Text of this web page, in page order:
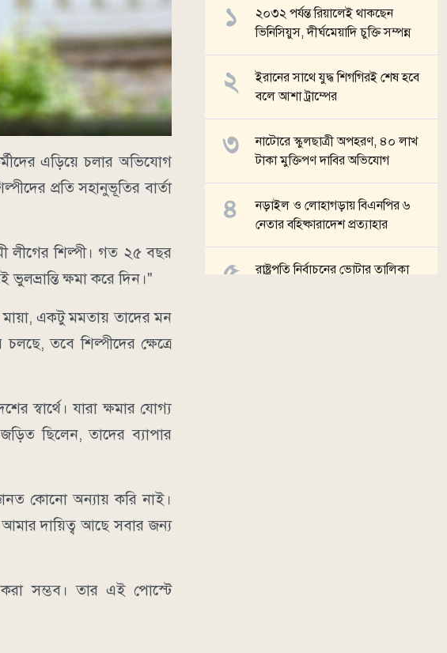
এড়িয়ে চলার অভিযোগ
প্রতি সহানুভূতির বার্তা
লীগের শিল্পী। গত ২৫ বছর
ক্ষমা করে দিন।"
একটু মমতায় তাদের মন
তবে শিল্পীদের ক্ষেত্রে
স্বার্থে। যারা ক্ষমার যোগ্য
ছিলেন, তাদের ব্যাপার
কোনো অন্যায় করি নাই।
দায়িত্ব আছে সবার জন্য
সম্ভব। তার এই পোস্টে
২০৩২ পর্যন্ত রিয়ালেই থাকছেন
ভিনিসিয়ুস, দীর্ঘমেয়াদি চুক্তি সম্পন্ন
ইরানের সাথে যুদ্ধ শিগগিরই শেষ হবে
বলে আশা ট্রাম্পের
নাটোরে স্কুলছাত্রী অপহরণ, ৪০ লাখ
টাকা মুক্তিপণ দাবির অভিযোগ
নড়াইল ও লোহাগড়ায় বিএনপির ৬
নেতার বহিষ্কারাদেশ প্রত্যাহার
রাষ্ট্রপতি নির্বাচনের ভোটার তালিকা